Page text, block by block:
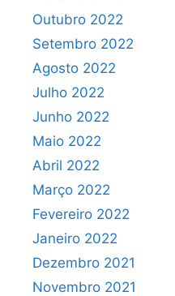
Outubro 2022
Setembro 2022
Agosto 2022
Julho 2022
Junho 2022
Maio 2022
Abril 2022
Março 2022
Fevereiro 2022
Janeiro 2022
Dezembro 2021
Novembro 2021